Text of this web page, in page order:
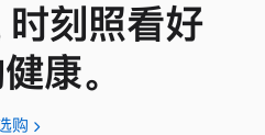
时刻照看好
康。
购 Apple